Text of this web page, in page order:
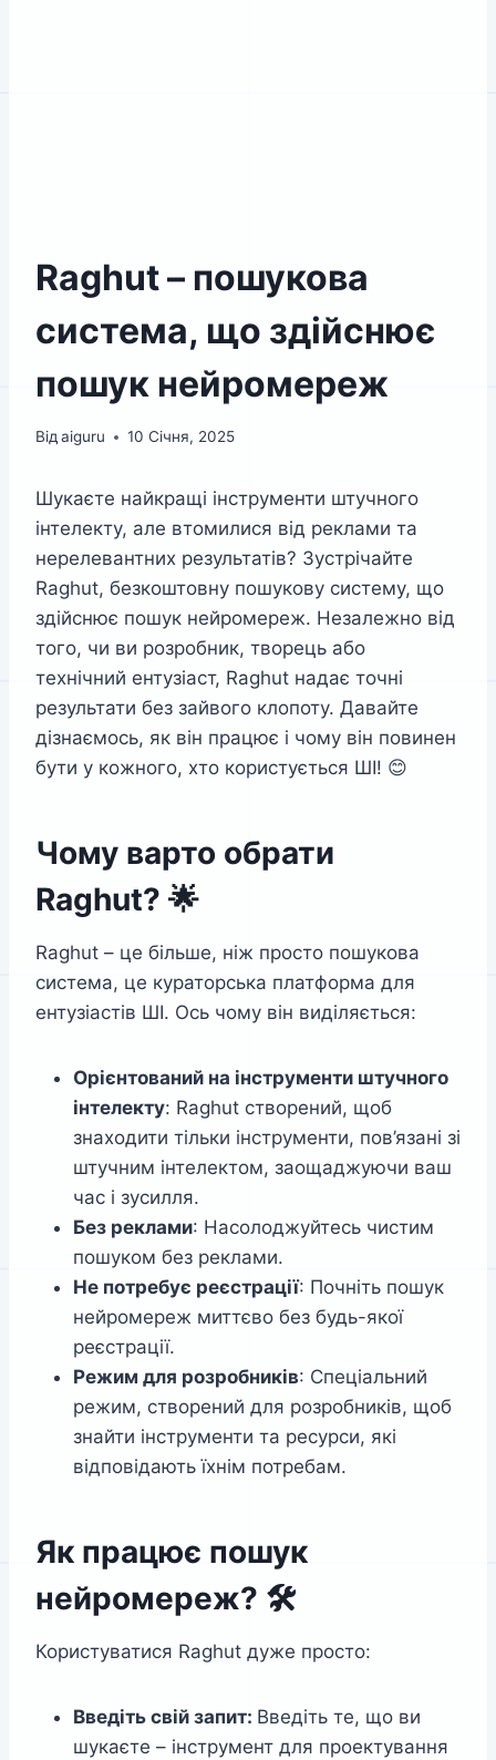
Raghut – пошукова
система, що здійснює
пошук нейромереж
Відaiguru 10 Січня, 2025
Шукаєте найкращі інструменти штучного
інтелекту, але втомилися від реклами та
нерелевантних результатів? Зустрічайте
Raghut, безкоштовну пошукову систему, що
здійснює пошук нейромереж. Незалежно від
того, чи ви розробник, творець або
технічний ентузіаст, Raghut надає точні
результати без зайвого клопоту. Давайте
дізнаємось, як він працює і чому він повинен
бути у кожного, хто користується ШІ! 😊
Чому варто обрати
Raghut? 🌟
Raghut – це більше, ніж просто пошукова
система, це кураторська платформа для
ентузіастів ШІ. Ось чому він виділяється:
Орієнтований на інструменти штучного
інтелекту: Raghut створений, щоб
знаходити тільки інструменти, пов’язані зі
штучним інтелектом, заощаджуючи ваш
час і зусилля.
Без реклами: Насолоджуйтесь чистим
пошуком без реклами.
Не потребує реєстрації: Почніть пошук
нейромереж миттєво без будь-якої
реєстрації.
Режим для розробників: Спеціальний
режим, створений для розробників, щоб
знайти інструменти та ресурси, які
відповідають їхнім потребам.
Як працює пошук
нейромереж? 🛠️
Користуватися Raghut дуже просто:
Введіть свій запит: Введіть те, що ви
шукаєте – інструмент для проектування